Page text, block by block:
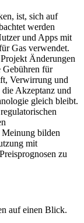
ist, sich auf
werden
und Apps mit
Gas verwendet.
Änderungen
Gebühren für
Verwirrung und
Akzeptanz und
gleich bleibt.
Meinung bilden
mit
zu
auf einen Blick.